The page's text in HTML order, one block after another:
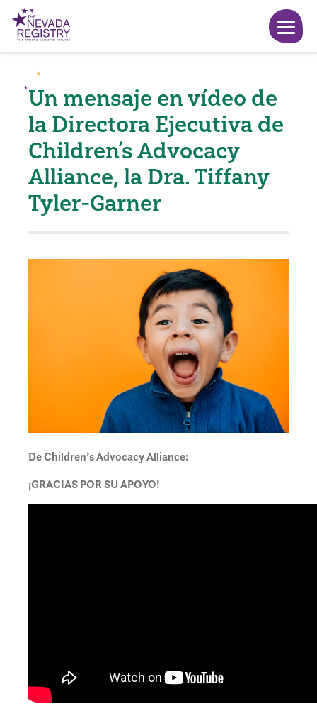
Un mensaje en vídeo de
la Directora Ejecutiva de
Children’s Advocacy
Alliance, la Dra. Tiffany
Tyler-Garner
De Children’s Advocacy Alliance:
¡GRACIAS POR SU APOYO!